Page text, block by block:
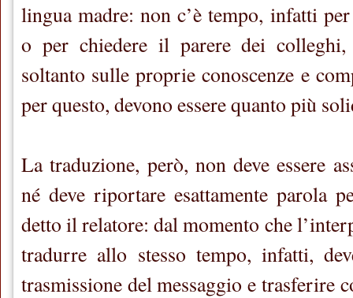
lingua madre: non c’è tempo, infatti
o per chiedere il parere dei
soltanto sulle proprie conoscenze e
per questo, devono essere quanto più
La traduzione, però, non deve essere
né deve riportare esattamente parola
detto il relatore: dal momento che
tradurre allo stesso tempo, infatti,
trasmissione del messaggio e trasferire